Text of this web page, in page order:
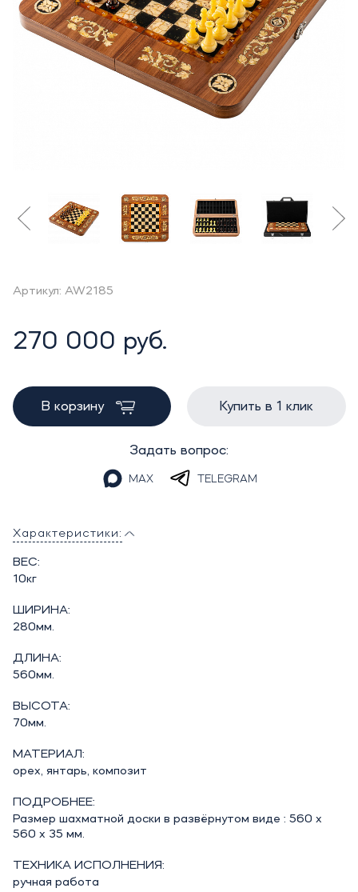
Артикул: AW2185
270 000 руб.
В корзину Купить в 1 клик
Задать вопрос:
MAX TELEGRAM
Характеристики:
ВЕС:
10кг
ШИРИНА:
280мм.
ДЛИНА:
560мм.
ВЫСОТА:
70мм.
МАТЕРИАЛ:
орех, янтарь, композит
ПОДРОБНЕЕ:
Размер шахматной доски в развёрнутом виде : 560 х
560 х 35 мм.
ТЕХНИКА ИСПОЛНЕНИЯ:
ручная работа